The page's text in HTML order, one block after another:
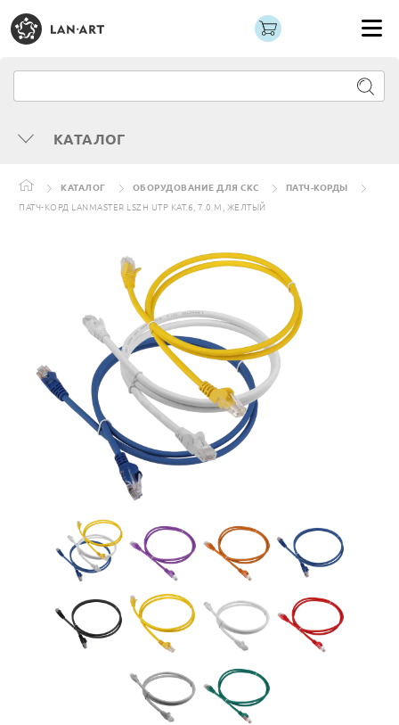
КАТАЛОГ
КАТАЛОГ ОБОРУДОВАНИЕ ДЛЯ СКС
ПАТЧ-КОРДЫ
ПАТЧ-КОРД LANMASTER LSZH UTP КАТ.6, 7.0 М, ЖЕЛТЫЙ